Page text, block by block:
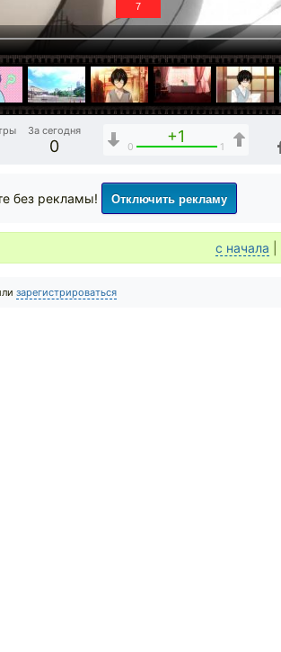
6
За сегодня
0
+1
0 1
без рекламы! Отключить рекламу
с начала
зарегистрироваться